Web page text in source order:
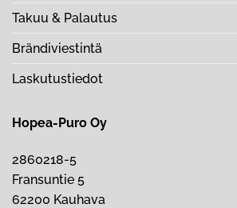
Takuu & Palautus
Brändiviestintä
Laskutustiedot
Hopea-Puro Oy
2860218-5
Fransuntie 5
62200 Kauhava